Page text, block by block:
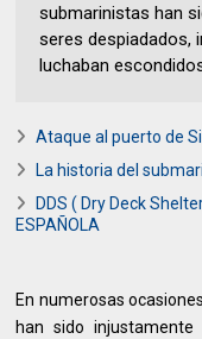
submarinistas han
seres despiadados,
luchaban
Ataque al puerto de
La historia del
DDS ( Dry Deck
ESPAÑOLA
En numerosas
han sido injustamente